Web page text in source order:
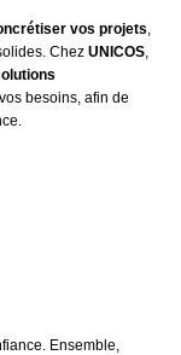
vos projets,
Chez UNICOS,
besoins, afin de
Ensemble,